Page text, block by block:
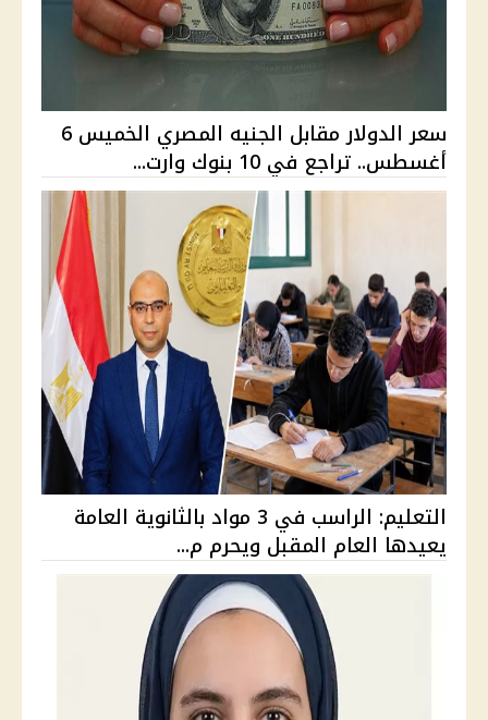
سعر الدولار مقابل الجنيه المصري الخميس 6
أغسطس.. تراجع في 10 بنوك وارت...
التعليم: الراسب في 3 مواد بالثانوية العامة
يعيدها العام المقبل ويحرم م...